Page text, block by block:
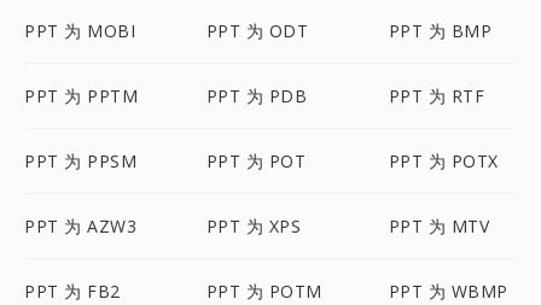
PPT 为 MOBI PPT 为 ODT PPT 为 BMP
PPT 为 PPTM PPT 为 PDB PPT 为 RTF
PPT 为 PPSM PPT 为 POT PPT 为 POTX
PPT 为 AZW3 PPT 为 XPS PPT 为 MTV
PPT 为 FB2 PPT 为 POTM PPT 为 WBMP